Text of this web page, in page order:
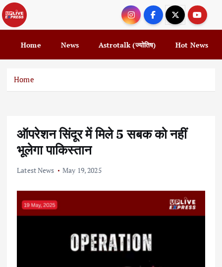
k
i
o
Home News Astrotalk (ज्योतिष) Hot News
Home
ऑपरेशन सिंदूर में मिले 5 सबक को नहीं
भूलेगा पाकिस्तान
Latest News May 19, 2025